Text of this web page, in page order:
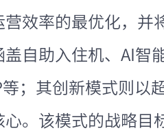
营效率的最优化，并
自助入住机、AI智
；其创新模式则以
心。该模式的战略目